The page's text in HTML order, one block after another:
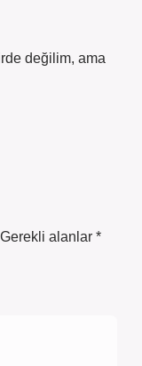
değilim, ama
Gerekli alanlar *